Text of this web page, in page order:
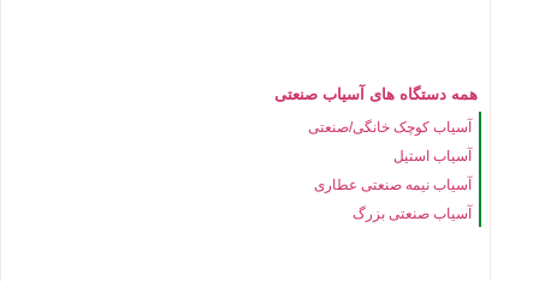
همه دستگاه های آسیاب صنعتی
آسیاب کوچک خانگی/صنعتی
آسیاب استیل
آسیاب نیمه صنعتی عطاری
آسیاب صنعتی بزرگ